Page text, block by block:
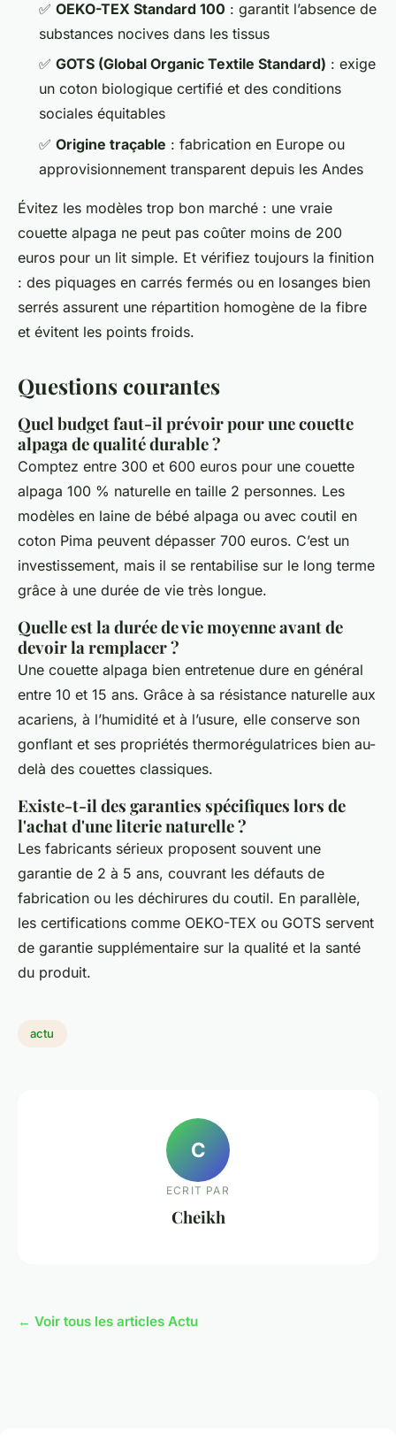
✅ OEKO-TEX Standard 100 : garantit l’absence de
substances nocives dans les tissus
✅ GOTS (Global Organic Textile Standard) : exige
un coton biologique certifié et des conditions
sociales équitables
✅ Origine traçable : fabrication en Europe ou
approvisionnement transparent depuis les Andes
Évitez les modèles trop bon marché : une vraie
couette alpaga ne peut pas coûter moins de 200
euros pour un lit simple. Et vérifiez toujours la finition
: des piquages en carrés fermés ou en losanges bien
serrés assurent une répartition homogène de la fibre
et évitent les points froids.
Questions courantes
Quel budget faut-il prévoir pour une couette
alpaga de qualité durable ?
Comptez entre 300 et 600 euros pour une couette
alpaga 100 % naturelle en taille 2 personnes. Les
modèles en laine de bébé alpaga ou avec coutil en
coton Pima peuvent dépasser 700 euros. C’est un
investissement, mais il se rentabilise sur le long terme
grâce à une durée de vie très longue.
Quelle est la durée de vie moyenne avant de
devoir la remplacer ?
Une couette alpaga bien entretenue dure en général
entre 10 et 15 ans. Grâce à sa résistance naturelle aux
acariens, à l’humidité et à l’usure, elle conserve son
gonflant et ses propriétés thermorégulatrices bien au-
delà des couettes classiques.
Existe-t-il des garanties spécifiques lors de
l'achat d'une literie naturelle ?
Les fabricants sérieux proposent souvent une
garantie de 2 à 5 ans, couvrant les défauts de
fabrication ou les déchirures du coutil. En parallèle,
les certifications comme OEKO-TEX ou GOTS servent
de garantie supplémentaire sur la qualité et la santé
du produit.
actu
C
ECRIT PAR
Cheikh
← Voir tous les articles Actu